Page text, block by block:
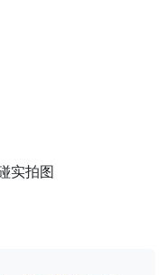
实拍图